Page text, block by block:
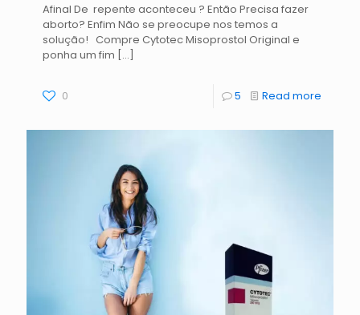
Afinal De repente aconteceu ? Então Precisa fazer
aborto? Enfim Não se preocupe nos temos a
solução! Compre Cytotec Misoprostol Original e
ponha um fim […]
0 5 Read more